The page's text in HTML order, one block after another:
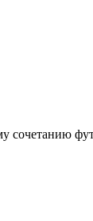
сочетанию